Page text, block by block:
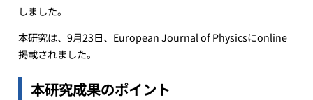
しました。
本研究は、9月23日、European Journal of Physicsにonline
掲載されました。
本研究成果のポイント